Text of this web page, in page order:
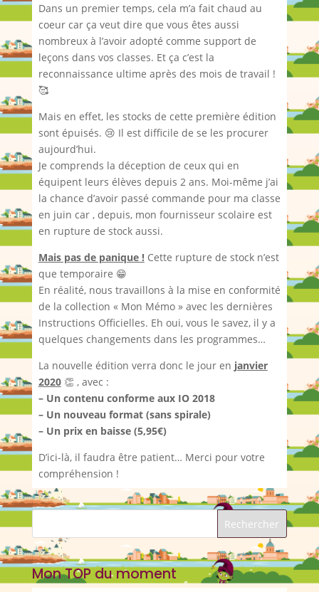
Dans un premier temps, cela m’a fait chaud au
coeur car ça veut dire que vous êtes aussi
nombreux à l’avoir adopté comme support de
leçons dans vos classes. Et ça c’est la
reconnaissance ultime après des mois de travail !
🥰
Mais en effet, les stocks de cette première édition
sont épuisés. 😢 Il est difficile de se les procurer
aujourd’hui.
Je comprends la déception de ceux qui en
équipent leurs élèves depuis 2 ans. Moi-même j’ai
la chance d’avoir passé commande pour ma classe
en juin car , depuis, mon fournisseur scolaire est
en rupture de stock aussi.
Mais pas de panique !Cette rupture de stock n’est
que temporaire 😁
En réalité, nous travaillons à la mise en conformité
de la collection « Mon Mémo » avec les dernières
Instructions Officielles. Eh oui, vous le savez, il y a
quelques changements dans les programmes…
La nouvelle édition verra donc le jour en janvier
2020👏 , avec :
– Un contenu conforme aux IO 2018
– Un nouveau format (sans spirale)
– Un prix en baisse (5,95€)
D’ici-là, il faudra être patient… Merci pour votre
compréhension !
Mon TOP du moment